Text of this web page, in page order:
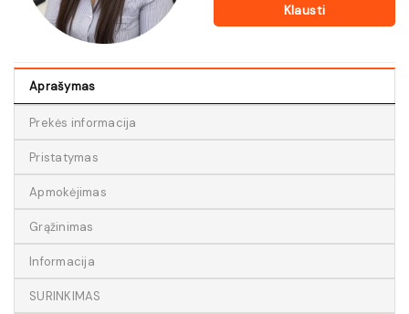
Klausti
Aprašymas
Prekės informacija
Pristatymas
Apmokėjimas
Grąžinimas
Informacija
SURINKIMAS